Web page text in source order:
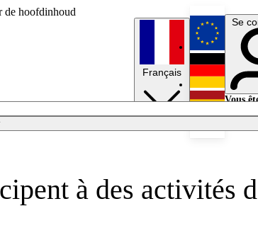
de hoofdinhoud
Français
English
Deutsch
Se
Vous
à des activités